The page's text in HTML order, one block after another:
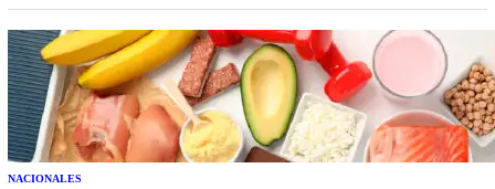
NACIONALES